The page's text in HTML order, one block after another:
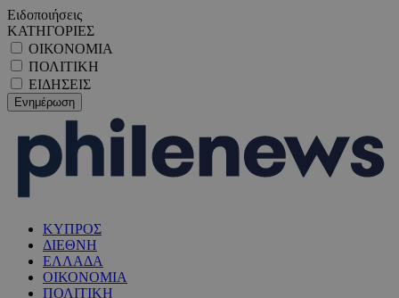
Ειδοποιήσεις
ΚΑΤΗΓΟΡΙΕΣ
ΟΙΚΟΝΟΜΙΑ
ΠΟΛΙΤΙΚΗ
ΕΙΔΗΣΕΙΣ
ΚΥΠΡΟΣ
ΔΙΕΘΝΗ
ΕΛΛΑΔΑ
ΟΙΚΟΝΟΜΙΑ
ΠΟΛΙΤΙΚΗ